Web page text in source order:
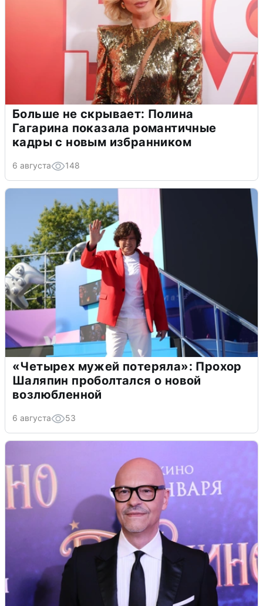
Больше не скрывает: Полина
Гагарина показала романтичные
кадры с новым избранником
6 августа 148
«Четырех мужей потеряла»: Прохор
Шаляпин проболтался о новой
возлюбленной
6 августа 53